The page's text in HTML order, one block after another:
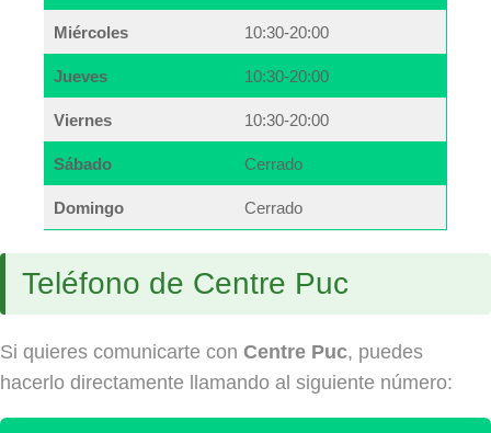
Miércoles 10:30-20:00
Jueves 10:30-20:00
Viernes 10:30-20:00
Sábado Cerrado
Domingo Cerrado
Teléfono de Centre Puc
Si quieres comunicarte con Centre Puc, puedes
hacerlo directamente llamando al siguiente número: